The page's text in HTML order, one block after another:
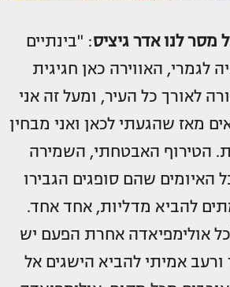
מסר לנו אדר גיציס: "בינתיים
לגמרי, האווירה כאן חגיגית
לאורך כל העיר, ומעל זה אני
מאז שהגעתי לכאן ואני מבחין
הטירוף האבטחתי, השמירה
האיומים שהם סופגים הגבירו
להביא מדליות, אחד אחד.
אולימפיאדה אחרת הפעם יש
ורעב אמיתי להביא הישגים אל